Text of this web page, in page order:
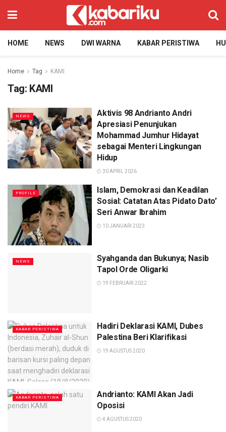
HOME NEWS DWI WARNA KABAR PERISTIWA
Home Tag KAMI
Tag: KAMI
NEWS
Aktivis 98 Andrianto Andri
Apresiasi Penunjukan
Mohammad Jumhur Hidayat
sebagai Menteri Lingkungan
Hidup
30 APRIL 2026
PROFILE
Islam, Demokrasi dan Keadilan
Sosial: Catatan Atas Pidato Dato’
Seri Anwar Ibrahim
10 JANUARI 2023
NEWS
Syahganda dan Bukunya; Nasib
Tapol Orde Oligarki
19 FEBRUARI 2022
KABAR PERISTIWA
Hadiri Deklarasi KAMI, Dubes
Palestina Beri Klarifikasi
19 AGUSTUS 2020
KABAR PERISTIWA
Andrianto: KAMI Akan Jadi
Oposisi
4 AGUSTUS 2020